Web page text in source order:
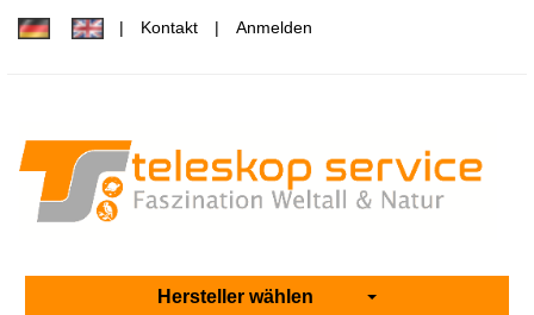
Kontakt Anmelden
Hersteller wählen